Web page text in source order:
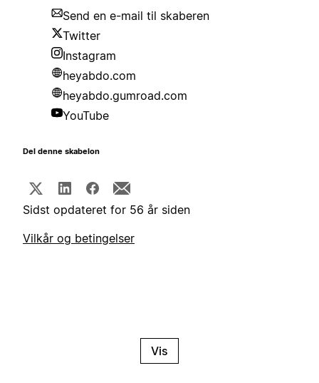
Send en e-mail til skaberen
Twitter
Instagram
heyabdo.com
heyabdo.gumroad.com
YouTube
Del denne skabelon
Sidst opdateret for 56 år siden
Vilkår og betingelser
Vis